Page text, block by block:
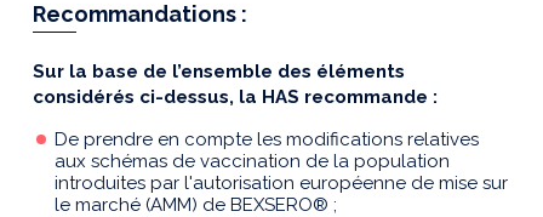
Recommandations :
Sur la base de l’ensemble des éléments
considérés ci-dessus, la HAS recommande :
De prendre en compte les modifications relatives
aux schémas de vaccination de la population
introduites par l'autorisation européenne de mise sur
le marché (AMM) de BEXSERO® ;